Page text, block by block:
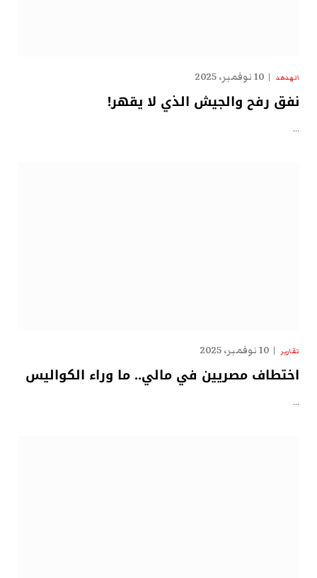
الهدهد 10 نوفمبر، 2025
نفق رفح والجيش الذي لا يقهر!
…
تقارير 10 نوفمبر، 2025
اختطاف مصريين في مالي.. ما وراء الكواليس
…